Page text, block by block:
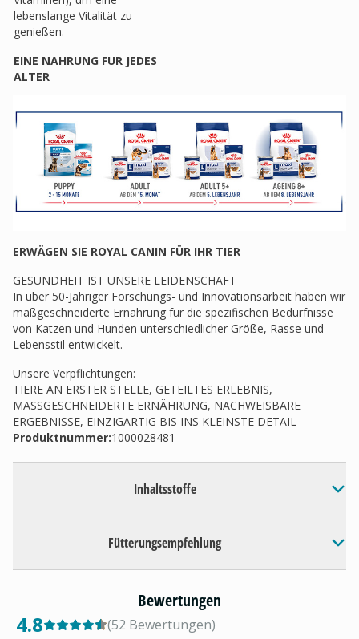
lebenslange Vitalität zu
genießen.
EINE NAHRUNG FUR JEDES
ALTER
ERWÄGEN SIE ROYAL CANIN FÜR IHR TIER
GESUNDHEIT IST UNSERE LEIDENSCHAFT
In über 50-Jähriger Forschungs- und Innovationsarbeit haben wir
maßgeschneiderte Ernährung für die spezifischen Bedürfnisse
von Katzen und Hunden unterschiedlicher Größe, Rasse und
Lebensstil entwickelt.
Unsere Verpflichtungen:
TIERE AN ERSTER STELLE, GETEILTES ERLEBNIS,
MASSGESCHNEIDERTE ERNÄHRUNG, NACHWEISBARE
ERGEBNISSE, EINZIGARTIG BIS INS KLEINSTE DETAIL
Produktnummer:1000028481
Inhaltsstoffe
Fütterungsempfehlung
Bewertungen
4.8 (52 Bewertungen)